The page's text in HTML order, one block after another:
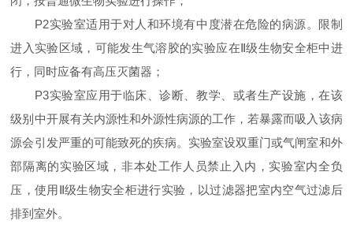
P2实验室适用于对人和环境有中度潜在危险的病源。限制
进入实验区域，可能发生气溶胶的实验应在Ⅱ级生物安全柜中进
行，同时应备有高压灭菌器；
P3实验室应用于临床、诊断、教学、或者生产设施，在该
级别中开展有关内源性和外源性病源的工作，若暴露而吸入该病
源会引发严重的可能致死的疾病。实验室设双重门或气闸室和外
部隔离的实验区域，非本处工作人员禁止入内，实验室内全负
压，使用Ⅱ级生物安全柜进行实验，以过滤器把室内空气过滤后
排到室外。